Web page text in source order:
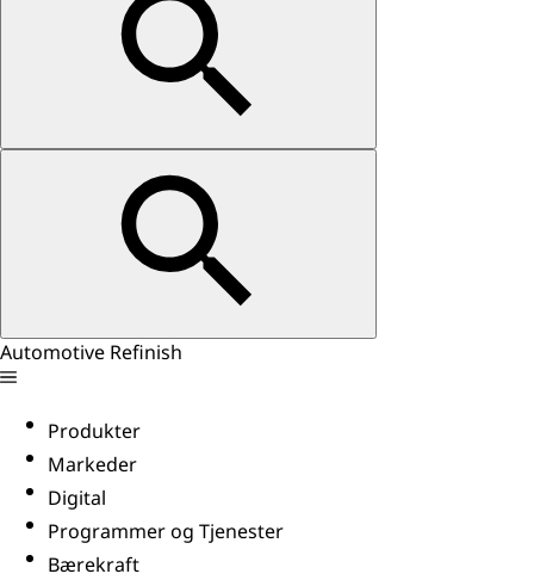
Automotive Refinish
Produkter
Markeder
Digital
Programmer og Tjenester
Bærekraft